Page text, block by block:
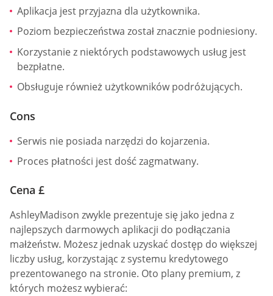
Aplikacja jest przyjazna dla użytkownika.
Poziom bezpieczeństwa został znacznie podniesiony.
Korzystanie z niektórych podstawowych usług jest
bezpłatne.
Obsługuje również użytkowników podróżujących.
Cons
Serwis nie posiada narzędzi do kojarzenia.
Proces płatności jest dość zagmatwany.
Cena £
AshleyMadison zwykle prezentuje się jako jedna z
najlepszych darmowych aplikacji do podłączania
małżeństw. Możesz jednak uzyskać dostęp do większej
liczby usług, korzystając z systemu kredytowego
prezentowanego na stronie. Oto plany premium, z
których możesz wybierać: